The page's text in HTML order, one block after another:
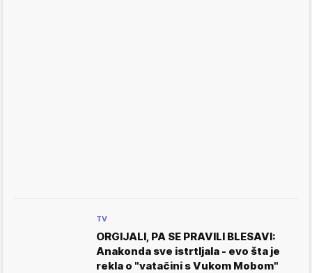
TV
ORGIJALI, PA SE PRAVILI BLESAVI:
Anakonda sve istrtljala - evo šta je
rekla o "vatačini s Vukom Mobom"